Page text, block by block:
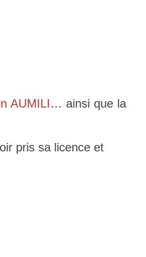
AUMILI… ainsi que la
pris sa licence et